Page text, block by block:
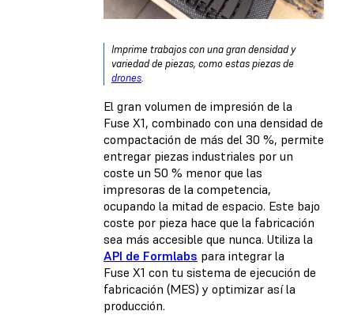
Imprime trabajos con una gran densidad y
variedad de piezas, como estas piezas de
drones.
El gran volumen de impresión de la
Fuse X1, combinado con una densidad de
compactación de más del 30 %, permite
entregar piezas industriales por un
coste un 50 % menor que las
impresoras de la competencia,
ocupando la mitad de espacio. Este bajo
coste por pieza hace que la fabricación
sea más accesible que nunca. Utiliza la
API de Formlabs para integrar la
Fuse X1 con tu sistema de ejecución de
fabricación (MES) y optimizar así la
producción.